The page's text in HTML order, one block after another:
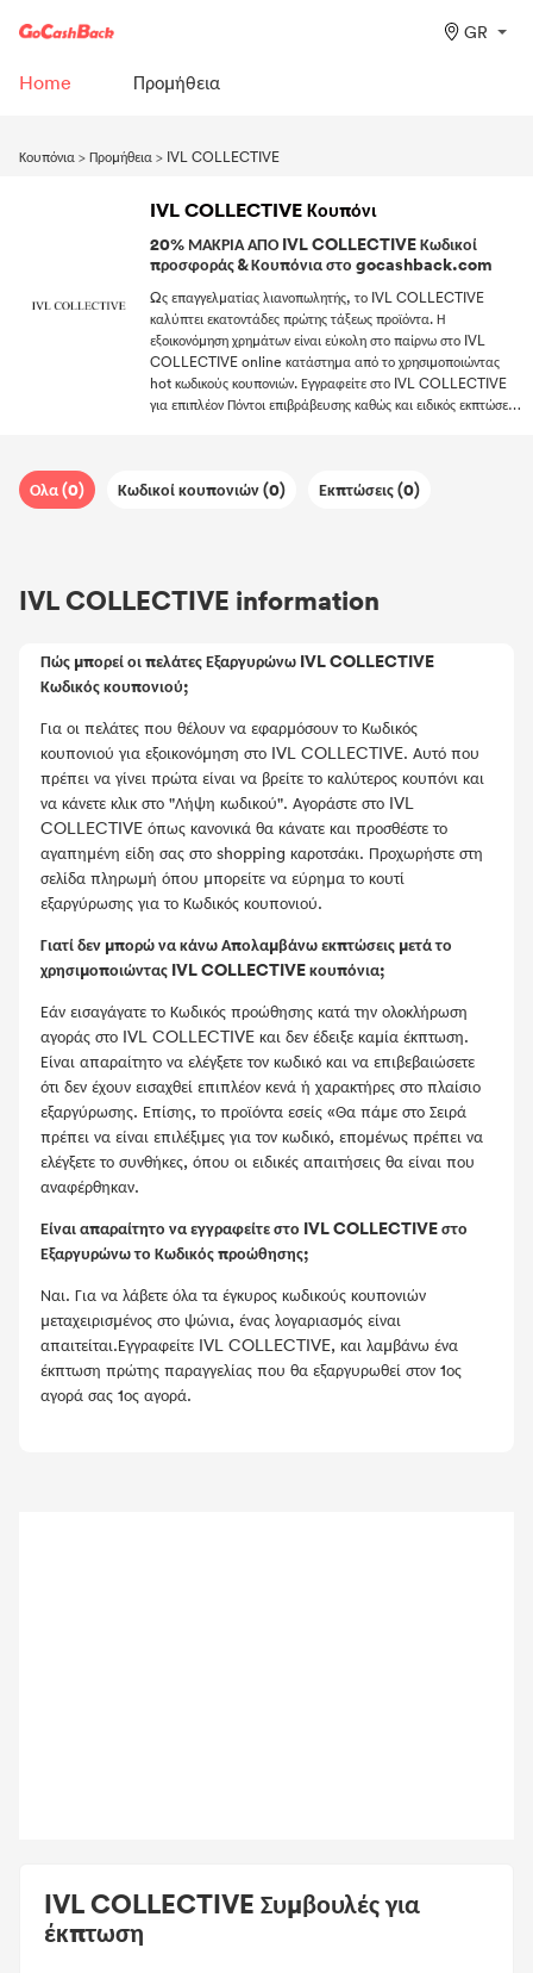
GR
Home Προμήθεια
Κουπόνια>Προμήθεια> IVL COLLECTIVE
IVL COLLECTIVE Κουπόνι
20% ΜΑΚΡΙΑ ΑΠΟ IVL COLLECTIVE Κωδικοί
προσφοράς & Κουπόνια στο gocashback.com
Ως επαγγελματίας λιανοπωλητής, το IVL COLLECTIVE
καλύπτει εκατοντάδες πρώτης τάξεως προϊόντα. Η
εξοικονόμηση χρημάτων είναι εύκολη στο παίρνω στο IVL
COLLECTIVE online κατάστημα από το χρησιμοποιώντας
hot κωδικούς κουπονιών. Εγγραφείτε στο IVL COLLECTIVE
για επιπλέον Πόντοι επιβράβευσης καθώς και ειδικός εκπτώσεις.
κάθε φορά που θέλετε να ψωνίσετε στο IVL COLLECTIVE.
IVL COLLECTIVE Συμβουλές για
έκπτωση
Ολα (0) Κωδικοί κουπονιών (0) Εκπτώσεις (0)
IVL COLLECTIVE information
Πώς μπορεί οι πελάτες Εξαργυρώνω IVL COLLECTIVE
Κωδικός κουπονιού;
Για οι πελάτες που θέλουν να εφαρμόσουν το Κωδικός
κουπονιού για εξοικονόμηση στο IVL COLLECTIVE. Αυτό που
πρέπει να γίνει πρώτα είναι να βρείτε το καλύτερος κουπόνι και
να κάνετε κλικ στο "Λήψη κωδικού". Αγοράστε στο IVL
COLLECTIVE όπως κανονικά θα κάνατε και προσθέστε το
αγαπημένη είδη σας στο shopping καροτσάκι. Προχωρήστε στη
σελίδα πληρωμή όπου μπορείτε να εύρημα το κουτί
εξαργύρωσης για το Κωδικός κουπονιού.
Γιατί δεν μπορώ να κάνω Απολαμβάνω εκπτώσεις μετά το
χρησιμοποιώντας IVL COLLECTIVE κουπόνια;
Εάν εισαγάγατε το Κωδικός προώθησης κατά την ολοκλήρωση
αγοράς στο IVL COLLECTIVE και δεν έδειξε καμία έκπτωση.
Είναι απαραίτητο να ελέγξετε τον κωδικό και να επιβεβαιώσετε
ότι δεν έχουν εισαχθεί επιπλέον κενά ή χαρακτήρες στο πλαίσιο
εξαργύρωσης. Επίσης, το προϊόντα εσείς «Θα πάμε στο Σειρά
πρέπει να είναι επιλέξιμες για τον κωδικό, επομένως πρέπει να
ελέγξετε το συνθήκες, όπου οι ειδικές απαιτήσεις θα είναι που
αναφέρθηκαν.
Είναι απαραίτητο να εγγραφείτε στο IVL COLLECTIVE στο
Εξαργυρώνω το Κωδικός προώθησης;
Ναι. Για να λάβετε όλα τα έγκυρος κωδικούς κουπονιών
μεταχειρισμένος στο ψώνια, ένας λογαριασμός είναι
απαιτείται.Εγγραφείτε IVL COLLECTIVE, και λαμβάνω ένα
έκπτωση πρώτης παραγγελίας που θα εξαργυρωθεί στον 1ος
αγορά σας 1ος αγορά.